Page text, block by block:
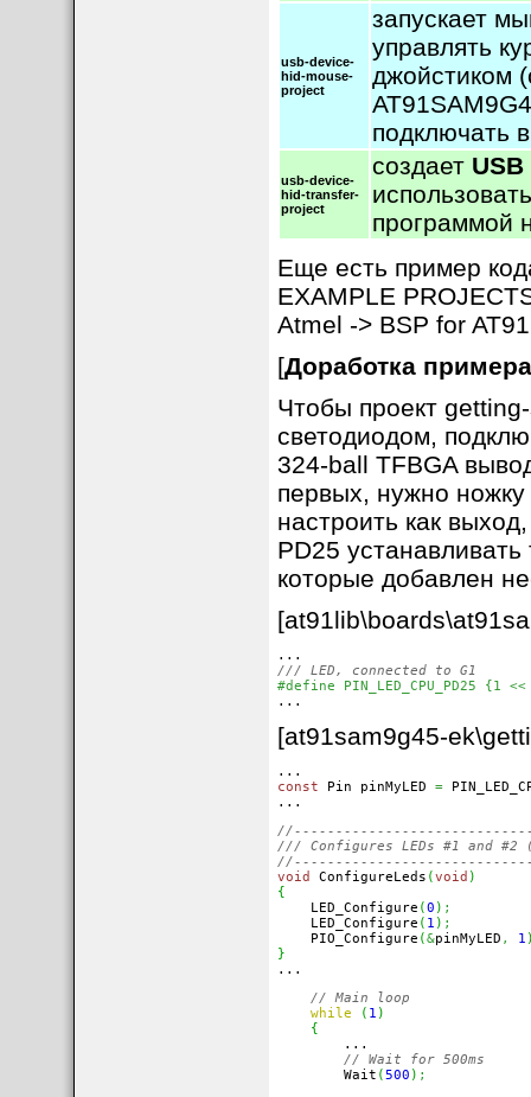
usb-device-
hid-mouse-
project
запускает
управлять
джойстиком
подключать
usb-device-
hid-transfer-
project
создает USB
программой
Еще есть пример
EXAMPLE
Atmel -> BSP for
[Доработка
Чтобы проект
светодиодом,
324-ball TFBGA
первых, нужно
настроить как
PD25
которые добавлен
/// LED, connected to G1
#define PIN_LED_CPU_PD25 {1 <<
...
[at91sam9g45-
const Pin pinMyLED =
...
/// Configures LEDs #1 and
void
ConfigureLeds (void )
{
LED_Configure (0 ) ;
    LED_Configure
( 1 ) ;
    PIO_Configure
(&pinMyLED , 1
}
...
// Main loop
while
( 1 )
{
        ...
// Wait for 500ms
        Wait
(500 ) ;